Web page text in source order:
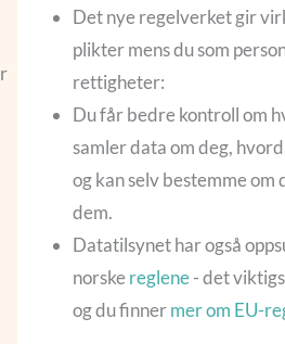
Det nye regelverket gir
plikter mens du som
rettigheter:
Du får bedre kontroll om
samler data om deg,
og kan selv bestemme om
dem.
Datatilsynet har også
norskereglene- det
og du finnermer om EU-